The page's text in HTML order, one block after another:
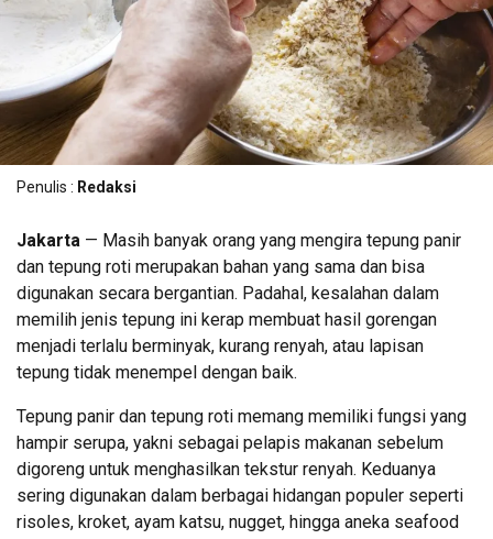
Penulis : Redaksi
Jakarta — Masih banyak orang yang mengira tepung panir
dan tepung roti merupakan bahan yang sama dan bisa
digunakan secara bergantian. Padahal, kesalahan dalam
memilih jenis tepung ini kerap membuat hasil gorengan
menjadi terlalu berminyak, kurang renyah, atau lapisan
tepung tidak menempel dengan baik.
Tepung panir dan tepung roti memang memiliki fungsi yang
hampir serupa, yakni sebagai pelapis makanan sebelum
digoreng untuk menghasilkan tekstur renyah. Keduanya
sering digunakan dalam berbagai hidangan populer seperti
risoles, kroket, ayam katsu, nugget, hingga aneka seafood